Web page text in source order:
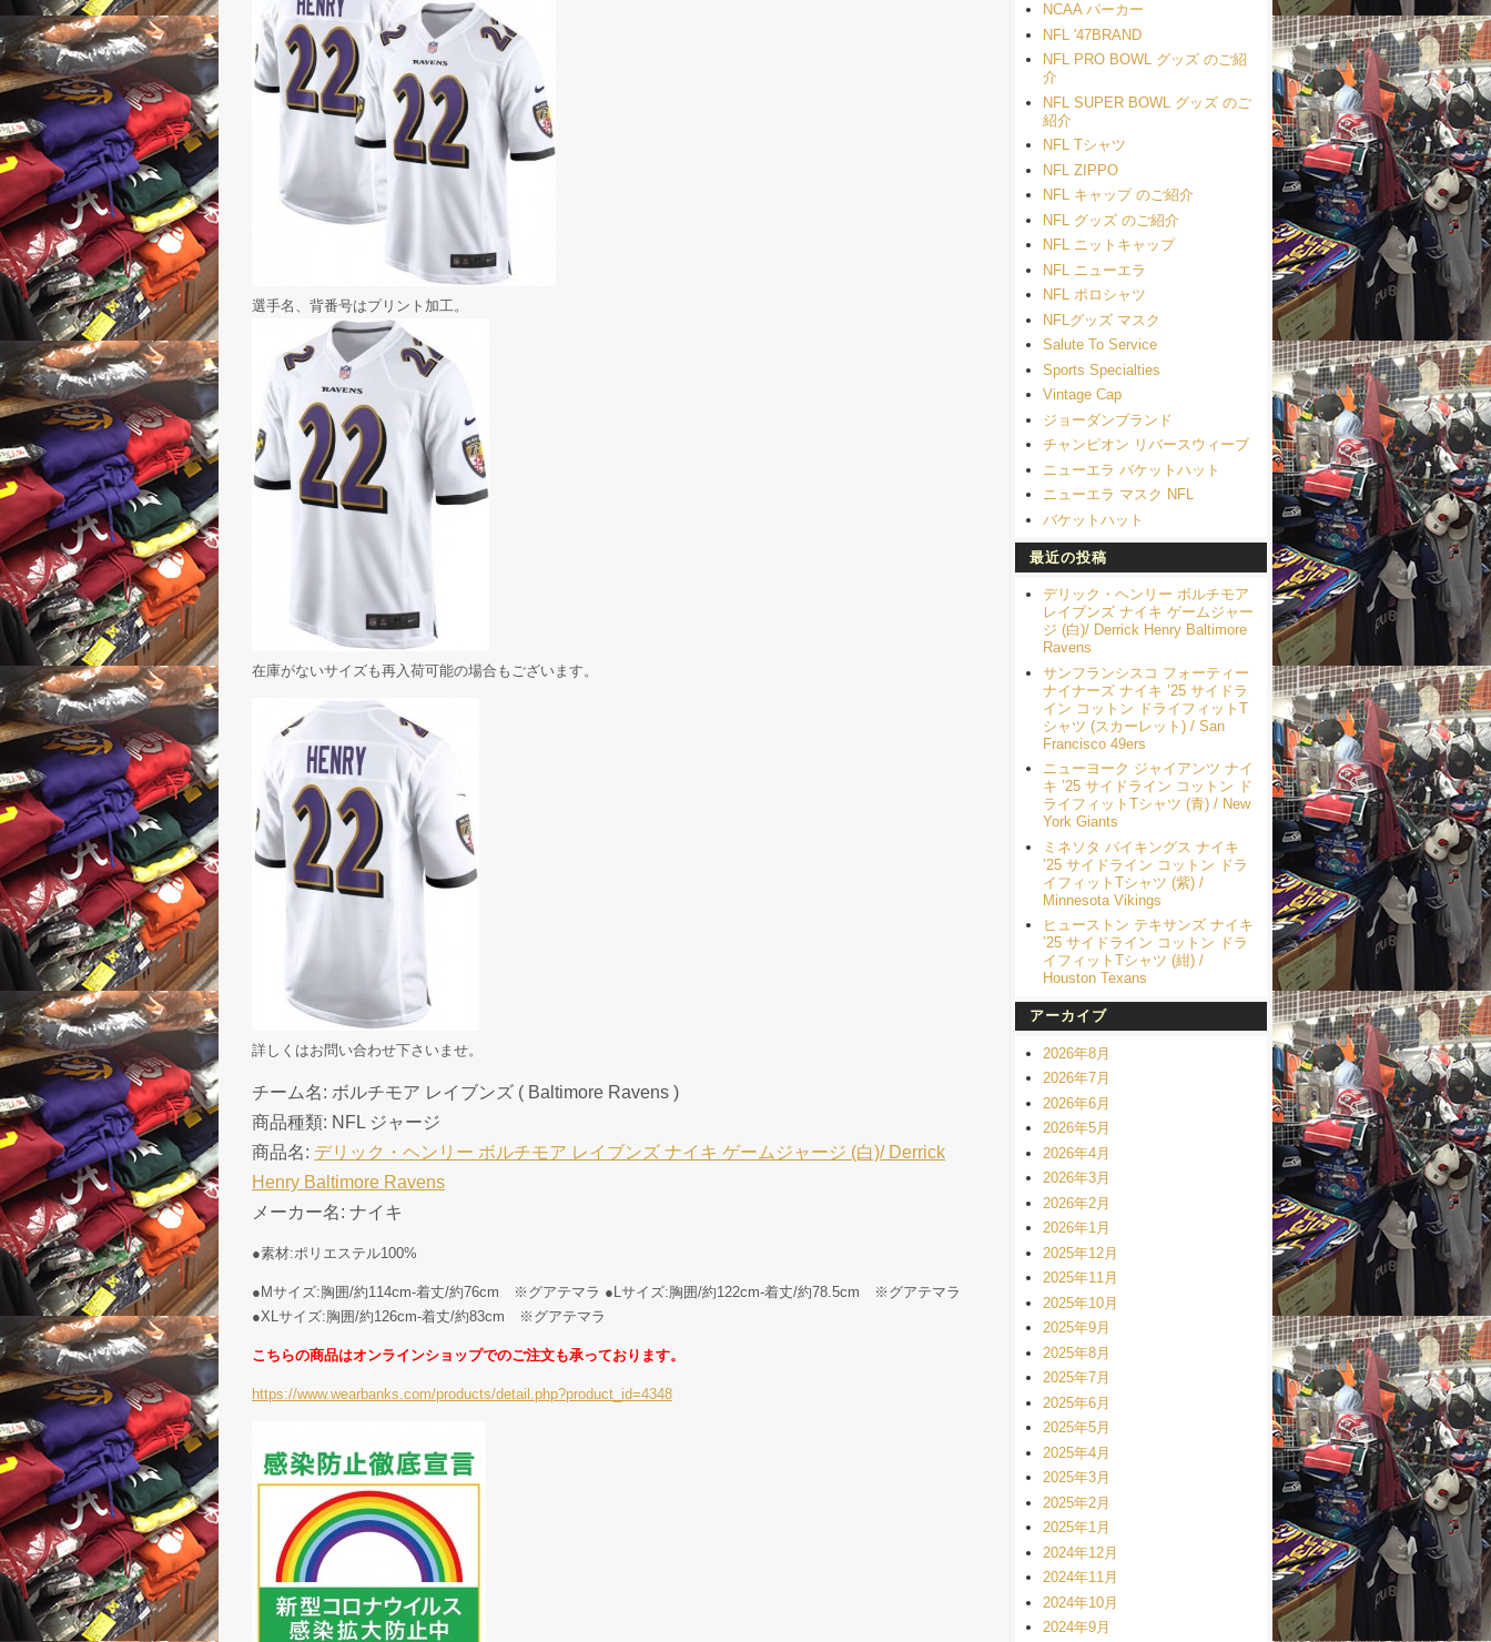
選手名、背番号はプリント加工。
在庫がないサイズも再入荷可能の場合もございます。
詳しくはお問い合わせ下さいませ。
チーム名: ボルチモア レイブンズ ( Baltimore Ravens )
商品種類: NFL ジャージ
商品名: デリック・ヘンリー ボルチモア レイブンズ ナイキ ゲームジャージ (白)/ Derrick
Henry Baltimore Ravens
メーカー名: ナイキ
●素材:ポリエステル100%
●Mサイズ:胸囲/約114cm-着丈/約76cm ※グアテマラ ●Lサイズ:胸囲/約122cm-着丈/約78.5cm ※グアテマラ
●XLサイズ:胸囲/約126cm-着丈/約83cm ※グアテマラ
こちらの商品はオンラインショップでのご注文も承っております。
https://www.wearbanks.com/products/detail.php?product_id=4348
NCAA パーカー
NFL '47BRAND
NFL PRO BOWL グッズ のご紹
介
NFL SUPER BOWL グッズ のご
紹介
NFL Tシャツ
NFL ZIPPO
NFL キャップ のご紹介
NFL グッズ のご紹介
NFL ニットキャップ
NFL ニューエラ
NFL ポロシャツ
NFLグッズ マスク
Salute To Service
Sports Specialties
Vintage Cap
ジョーダンブランド
チャンピオン リバースウィーブ
ニューエラ バケットハット
ニューエラ マスク NFL
バケットハット
最近の投稿
デリック・ヘンリー ボルチモア
レイブンズ ナイキ ゲームジャー
ジ (白)/ Derrick Henry Baltimore
Ravens
サンフランシスコ フォーティー
ナイナーズ ナイキ ’25 サイドラ
イン コットン ドライフィットT
シャツ (スカーレット) / San
Francisco 49ers
ニューヨーク ジャイアンツ ナイ
キ ’25 サイドライン コットン ド
ライフィットTシャツ (青) / New
York Giants
ミネソタ バイキングス ナイキ
’25 サイドライン コットン ドラ
イフィットTシャツ (紫) /
Minnesota Vikings
ヒューストン テキサンズ ナイキ
’25 サイドライン コットン ドラ
イフィットTシャツ (紺) /
Houston Texans
アーカイブ
2026年8月
2026年7月
2026年6月
2026年5月
2026年4月
2026年3月
2026年2月
2026年1月
2025年12月
2025年11月
2025年10月
2025年9月
2025年8月
2025年7月
2025年6月
2025年5月
2025年4月
2025年3月
2025年2月
2025年1月
2024年12月
2024年11月
2024年10月
2024年9月